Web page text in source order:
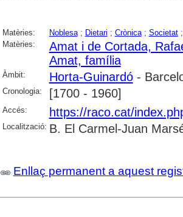
Matèries: Noblesa; Dietari ; Crònica; Societat
Matèries:
Amat i de Cortada,
Amat, família
Àmbit: Horta-Guinardó-
Cronologia: [1700 - 1960]
Accés: https://raco.cat/
Localització: B. El Carmel-Juan
Enllaç permanent a aquest